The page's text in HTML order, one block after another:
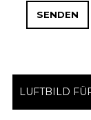
LUFTBILD